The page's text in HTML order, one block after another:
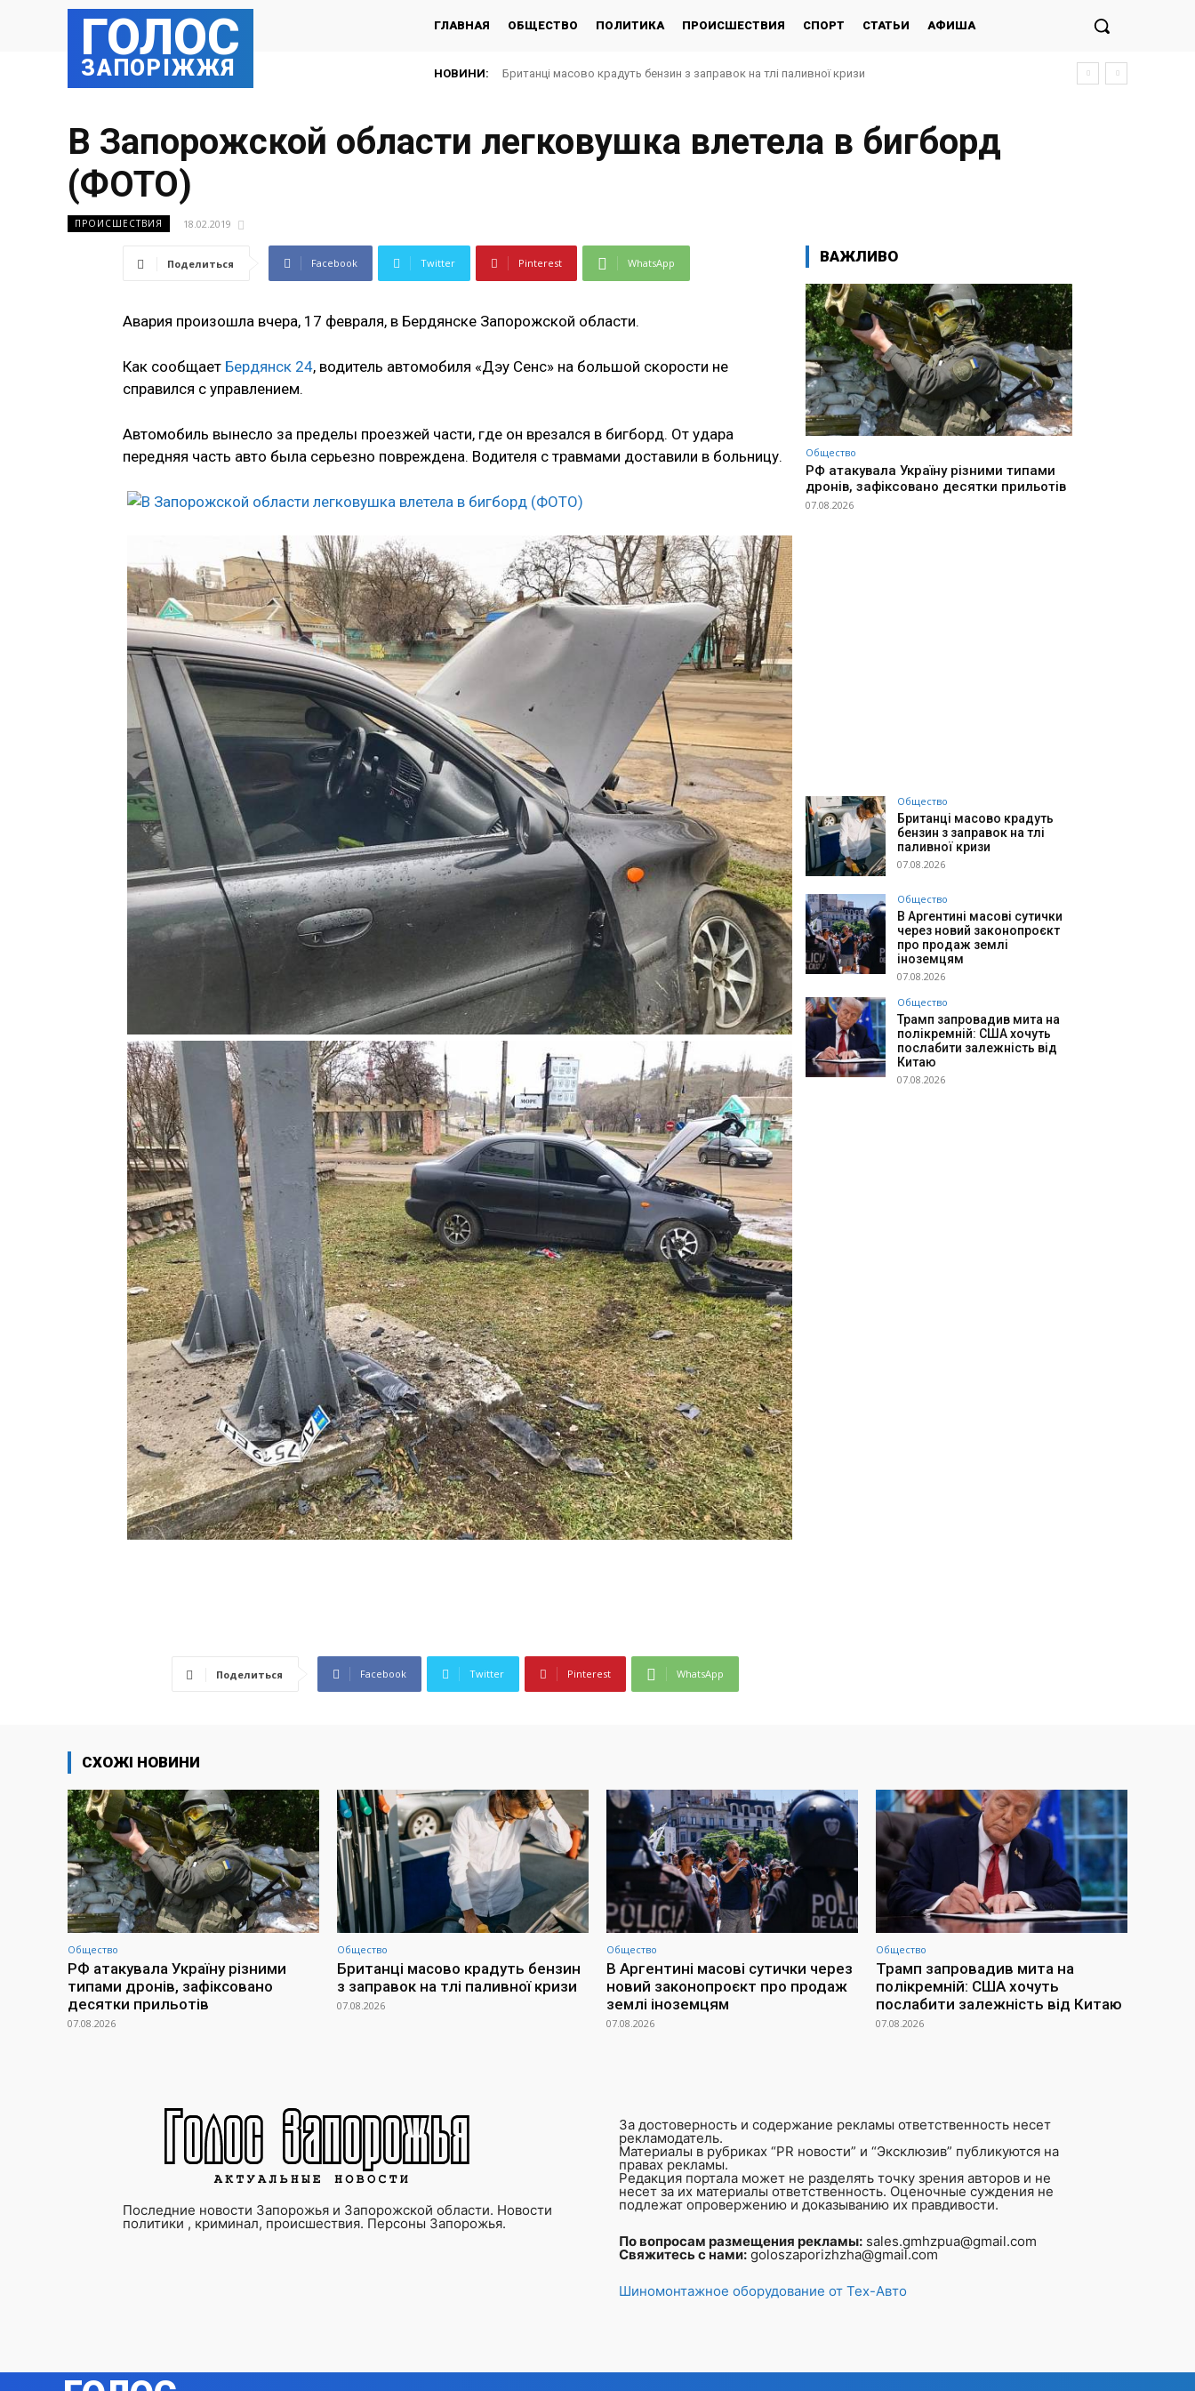
ГОЛОС
ЗАПОРІЖЖЯ
ГЛАВНАЯ ОБЩЕСТВО ПОЛИТИКА ПРОИСШЕСТВИЯ СПОРТ СТАТЬИ АФИША
НОВИНИ: Британці масово крадуть бензин з заправок на тлі паливної кризи
В Запорожской области легковушка влетела в бигборд
(ФОТО)
ПРОИСШЕСТВИЯ 18.02.2019
Поделиться Facebook Twitter Pinterest WhatsApp
Авария произошла вчера, 17 февраля, в Бердянске Запорожской области.
Как сообщает Бердянск 24, водитель автомобиля «Дэу Сенс» на большой скорости не
справился с управлением.
Автомобиль вынесло за пределы проезжей части, где он врезался в бигборд. От удара
передняя часть авто была серьезно повреждена. Водителя с травмами доставили в больницу.
Поделиться Facebook Twitter Pinterest WhatsApp
ВАЖЛИВО
Общество
РФ атакувала Україну різними типами
дронів, зафіксовано десятки прильотів
07.08.2026
Общество
Британці масово крадуть
бензин з заправок на тлі
паливної кризи
07.08.2026
Общество
В Аргентині масові сутички
через новий законопроєкт
про продаж землі
іноземцям
07.08.2026
Общество
Трамп запровадив мита на
полікремній: США хочуть
послабити залежність від
Китаю
07.08.2026
СХОЖІ НОВИНИ
Общество
РФ атакувала Україну різними
типами дронів, зафіксовано
десятки прильотів
07.08.2026
Общество
Британці масово крадуть бензин
з заправок на тлі паливної кризи
07.08.2026
Общество
В Аргентині масові сутички через
новий законопроєкт про продаж
землі іноземцям
07.08.2026
Общество
Трамп запровадив мита на
полікремній: США хочуть
послабити залежність від Китаю
07.08.2026
Последние новости Запорожья и Запорожской области. Новости
политики , криминал, происшествия. Персоны Запорожья.
За достоверность и содержание рекламы ответственность несет
рекламодатель.
Материалы в рубриках “PR новости” и “Эксклюзив” публикуются на
правах рекламы.
Редакция портала может не разделять точку зрения авторов и не
несет за их материалы ответственность. Оценочные суждения не
подлежат опровержению и доказыванию их правдивости.
По вопросам размещения рекламы: sales.gmhzpua@gmail.com
Свяжитесь с нами: goloszaporizhzha@gmail.com
Шиномонтажное оборудование от Тех-Авто